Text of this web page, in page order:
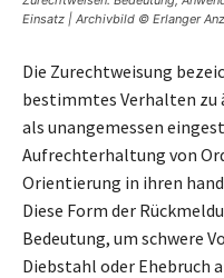
Einsatz | Archivbild © Erlanger
Die Zurechtweisung
bestimmtes Verhalten zu
als unangemessen
Aufrechterhaltung von
Orientierung in ihren
Diese Form der
Bedeutung, um schwere
Diebstahl oder Ehebruch